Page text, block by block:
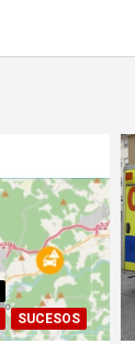
SUCESOS